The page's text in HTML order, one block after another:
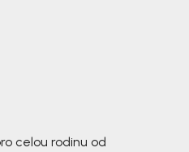
celou rodinu od